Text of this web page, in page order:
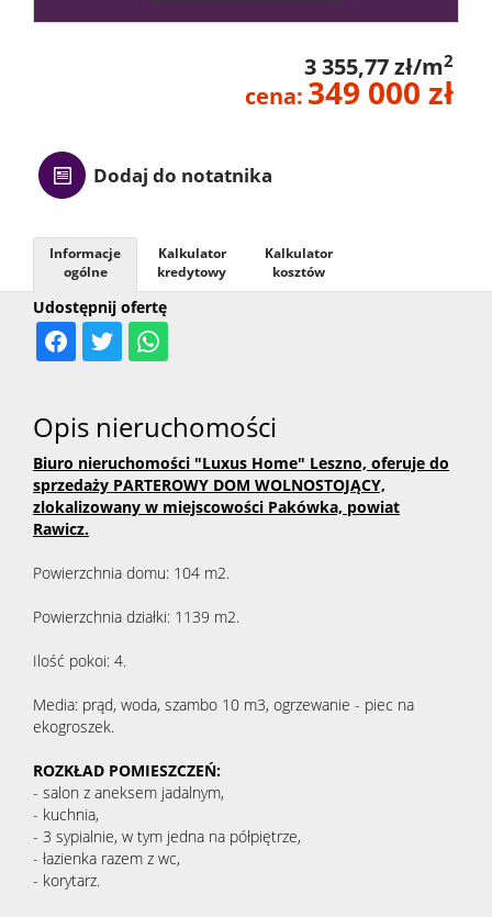
3 355,77 zł/m2
cena: 349 000 zł
Dodaj do notatnika
Udostępnij ofertę
Informacje
ogólne
Kalkulator
kredytowy
Kalkulator
kosztów
Opis nieruchomości
Biuro nieruchomości "Luxus Home" Leszno, oferuje do
sprzedaży PARTEROWY DOM WOLNOSTOJĄCY,
zlokalizowany w miejscowości Pakówka, powiat
Rawicz.
Powierzchnia domu: 104 m2.
Powierzchnia działki: 1139 m2.
Ilość pokoi: 4.
Media: prąd, woda, szambo 10 m3, ogrzewanie - piec na
ekogroszek.
ROZKŁAD POMIESZCZEŃ:
- salon z aneksem jadalnym,
- kuchnia,
- 3 sypialnie, w tym jedna na półpiętrze,
- łazienka razem z wc,
- korytarz.